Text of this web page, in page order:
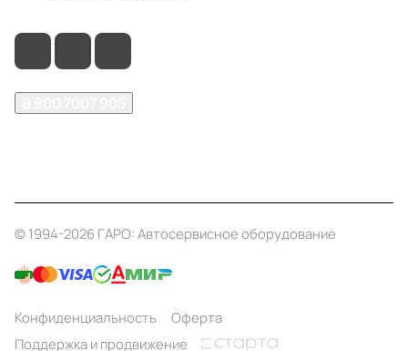
© 1994-2026 ГАРО: Автосервисное оборудование
Конфиденциальность
Оферта
Поддержка и продвижение